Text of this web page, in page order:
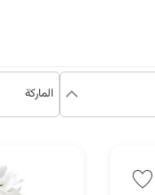
الماركة